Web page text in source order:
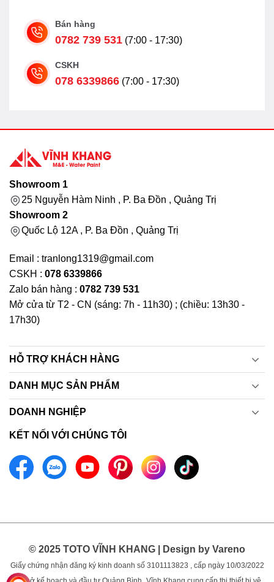
Bán hàng
0782 739 531 (7:00 - 17:30)
CSKH
078 6339866 (7:00 - 17:30)
Showroom 1
25 Nguyễn Hàm Ninh , P. Ba Đồn , Quảng Trị
Showroom 2
Quốc Lộ 12A , P. Ba Đồn , Quảng Trị
Email : tranlong1319@gmail.com
CSKH : 078 6339866
Zalo bán hàng : 0782 739 531
Mở cửa từ T2 - CN (sáng: 7h - 11h30) ; (chiều: 13h30 -
17h30)
HỖ TRỢ KHÁCH HÀNG
DANH MỤC SẢN PHẨM
DOANH NGHIỆP
KẾT NỐI VỚI CHÚNG TÔI
© 2025 TOTO VĨNH KHANG | Design by Vareno
Giấy chứng nhận đăng ký kinh doanh số 3101113823 , cấp ngày 10/03/2022